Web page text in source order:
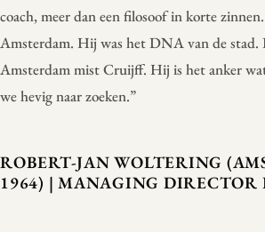
coach, meer dan een filosoof in korte
Amsterdam. Hij was het DNA van de stad.
Amsterdam mist Cruijff. Hij is het anker
we hevig naar zoeken.”
ROBERT-JAN WOLTERING
1964) | MANAGING DIRECTOR